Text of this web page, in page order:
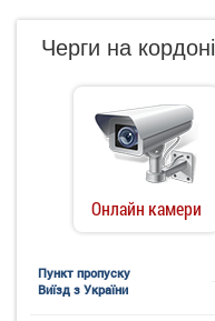
Черги на кордоні
Онлайн камери
Пункт пропуску
Виїзд з України